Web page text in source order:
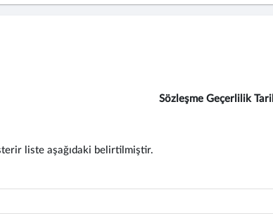
Sözleşme Geçerlilik
liste aşağıdaki belirtilmiştir.